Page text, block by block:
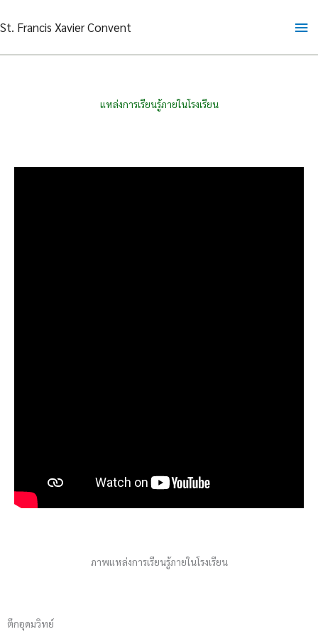
to
St. Francis Xavier Convent
แหล่งการเรียนรู้ภายในโรงเรียน
ภาพแหล่งการเรียนรู้ภายในโรงเรียน
ตึกอุดมวิทย์